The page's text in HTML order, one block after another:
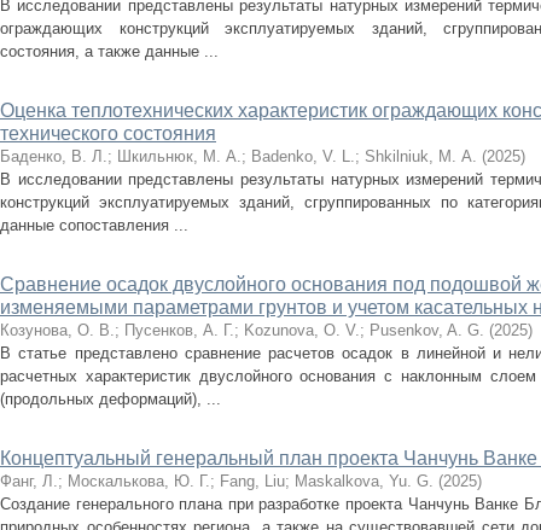
В исследовании представлены результаты натурных измерений
ограждающих конструкций эксплуатируемых зданий,
состояния, а также данные ...
Оценка теплотехнических характеристик ограждающих
технического состояния
Баденко, В. Л.; Шкильнюк, М. А.; Badenko, V. L.; Shkilniuk, М. A. (2025)
В исследовании представлены результаты натурных измерений
конструкций эксплуатируемых зданий, сгруппированных по
данные сопоставления ...
Сравнение осадок двуслойного основания под подошвой
изменяемыми параметрами грунтов и учетом
Козунова, О. В.; Пусенков, А. Г.; Kozunova, O. V.; Pusenkov, A. G. (2025)
В статье представлено сравнение расчетов осадок в линейной и
расчетных характеристик двуслойного основания с наклонным
(продольных деформаций), ...
Концептуальный генеральный план проекта Чанчунь
Фанг, Л.; Москалькова, Ю. Г.; Fang, Liu; Maskalkova, Yu. G. (2025)
Создание генерального плана при разработке проекта Чанчунь Ванке